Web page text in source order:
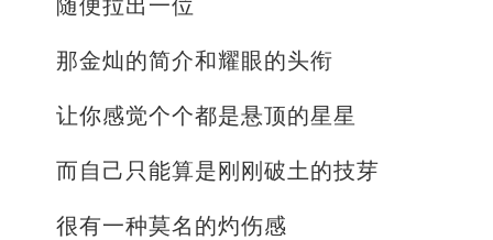
随便拉出一位
那金灿的简介和耀眼的头衔
让你感觉个个都是悬顶的星星
而自己只能算是刚刚破土的技芽
很有一种莫名的灼伤感